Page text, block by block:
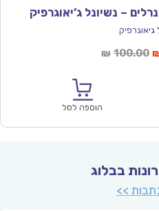
– נשיונל ג’יאוגרפיק
גיאוגרפיק
₪ 100.00
הוספה לסל
בבלוג
>>